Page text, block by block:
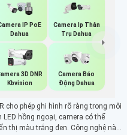
IP PoE
Dahua
Camera Ip Thân
Trụ Dahua
3D DNR
Kbvision
Camera Báo
Động Dahua
cho phép ghi hình rõ ràng trong môi
hồng ngoại, camera có thể
thị màu trắng đen. Công nghệ này